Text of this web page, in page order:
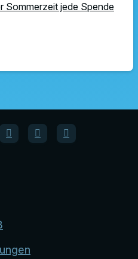
Sommerzeit jede Spende